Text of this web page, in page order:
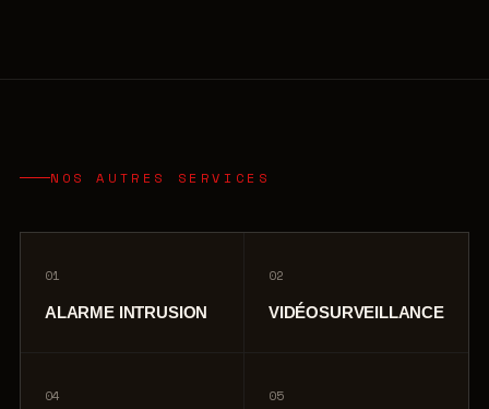
NOS AUTRES SERVICES
01
ALARME INTRUSION
02
VIDÉOSURVEILLANCE
04 05